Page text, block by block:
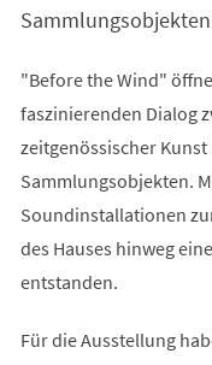
"Before the Wind"
faszinierenden Dialog
zeitgenössischer
Sammlungsobjekten.
Soundinstallationen
des Hauses hinweg
entstanden.
Für die Ausstellung